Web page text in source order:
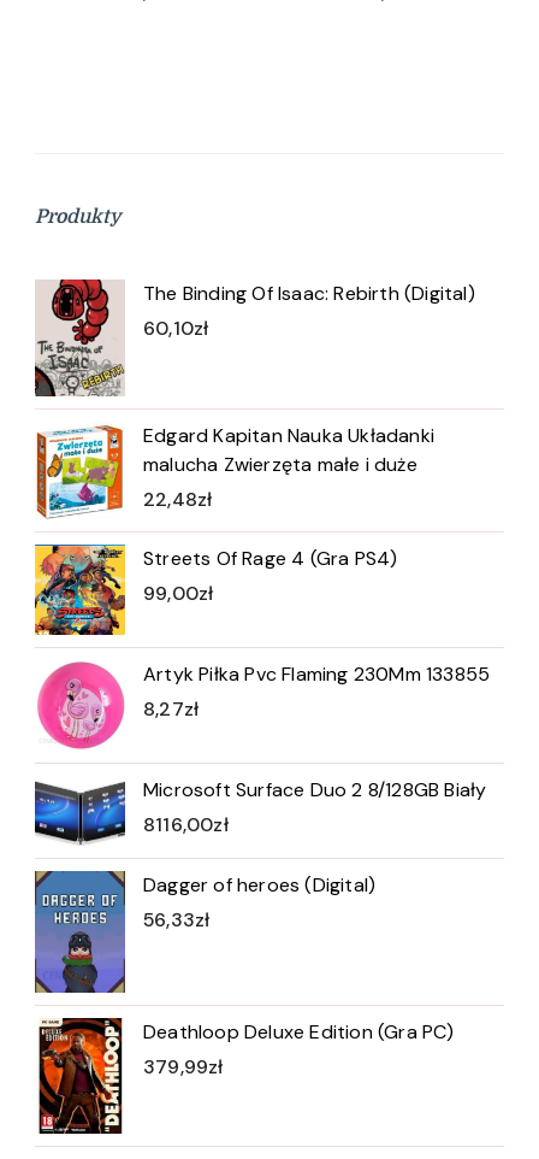
Produkty
The Binding Of Isaac: Rebirth (Digital)
60,10zł
Edgard Kapitan Nauka Układanki
malucha Zwierzęta małe i duże
22,48zł
Streets Of Rage 4 (Gra PS4)
99,00zł
Artyk Piłka Pvc Flaming 230Mm 133855
8,27zł
Microsoft Surface Duo 2 8/128GB Biały
8116,00zł
Dagger of heroes (Digital)
56,33zł
Deathloop Deluxe Edition (Gra PC)
379,99zł